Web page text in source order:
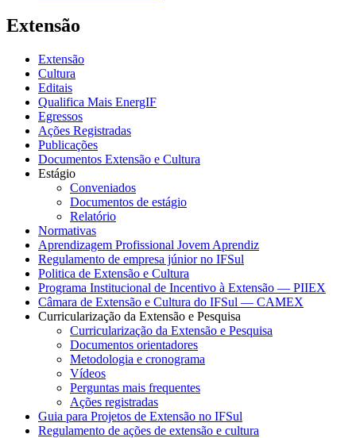
Extensão
Extensão
Cultura
Editais
Qualifica Mais EnergIF
Egressos
Ações Registradas
Publicações
Documentos Extensão e Cultura
Estágio
Conveniados
Documentos de estágio
Relatório
Normativas
Aprendizagem Profissional Jovem Aprendiz
Regulamento de empresa júnior no IFSul
Politica de Extensão e Cultura
Programa Institucional de Incentivo à Extensão — PIIEX
Câmara de Extensão e Cultura do IFSul — CAMEX
Curricularização da Extensão e Pesquisa
Curricularização da Extensão e Pesquisa
Documentos orientadores
Metodologia e cronograma
Vídeos
Perguntas mais frequentes
Ações registradas
Guia para Projetos de Extensão no IFSul
Regulamento de ações de extensão e cultura